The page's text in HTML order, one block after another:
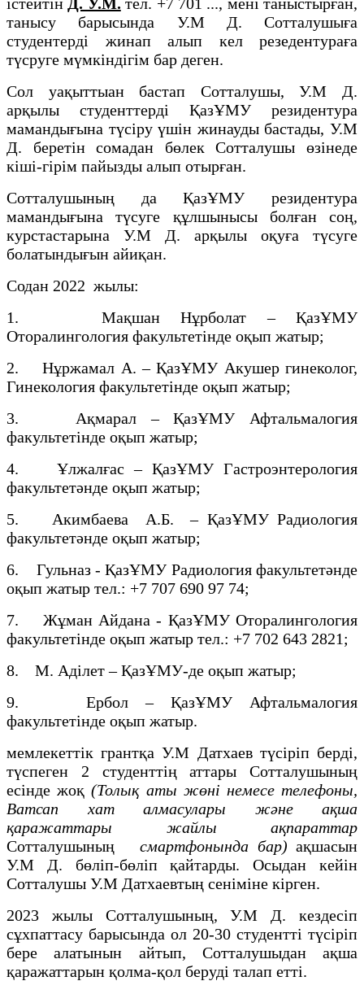
танысу барысында У.М Д. Сотталушыға
студентерді жинап алып кел резедентураға
түсруге мүмкіндігім бар деген.
Сол уақыттыан бастап Сотталушы, У.М Д.
арқылы студенттерді ҚазҰМУ резидентура
мамандығына түсіру үшін жинауды бастады, У.М
Д. беретін сомадан бөлек Сотталушы өзінеде
кіші-гірім пайызды алып отырған.
Сотталушының да ҚазҰМУ резидентура
мамандығына түсуге құлшынысы болған соң,
курстастарына У.М Д. арқылы оқуға түсуге
болатындығын айиқан.
Содан 2022 жылы:
1. Мақшан Нұрболат – ҚазҰМУ
Оторалингология факультетінде оқып жатыр;
2. Нұржамал А. – ҚазҰМУ Акушер гинеколог,
Гинекология факультетінде оқып жатыр;
3. Ақмарал – ҚазҰМУ Афтальмалогия
факультетінде оқып жатыр;
4. Ұлжалғас – ҚазҰМУ Гастроэнтерология
факультетәнде оқып жатыр;
5. Акимбаева А.Б. – ҚазҰМУ Радиология
факультетәнде оқып жатыр;
6. Гульназ - ҚазҰМУ Радиология факультетәнде
оқып жатыр тел.: +7 707 690 97 74;
7. Жұман Айдана - ҚазҰМУ Оторалингология
факультетінде оқып жатыр тел.: +7 702 643 2821;
8. М. Аділет – ҚазҰМУ-де оқып жатыр;
9. Ербол – ҚазҰМУ Афтальмалогия
факультетінде оқып жатыр.
мемлекеттік грантқа У.М Датхаев түсіріп берді,
түспеген 2 студенттің аттары Сотталушының
есінде жоқ(Толық аты жөні немесе телефоны,
Ватсап хат алмасулары және ақша
қаражаттары жайлы ақпараттар
Сотталушының
смартфонында бар) ақшасын
У.М Д. бөліп-бөліп қайтарды. Осыдан кейін
Сотталушы У.М Датхаевтың сеніміне кірген.
2023 жылы Сотталушының, У.М Д. кездесіп
сұхпаттасу барысында ол 20-30 студентті түсіріп
бере алатынын айтып, Сотталушыдан ақша
қаражаттарын қолма-қол беруді талап етті.